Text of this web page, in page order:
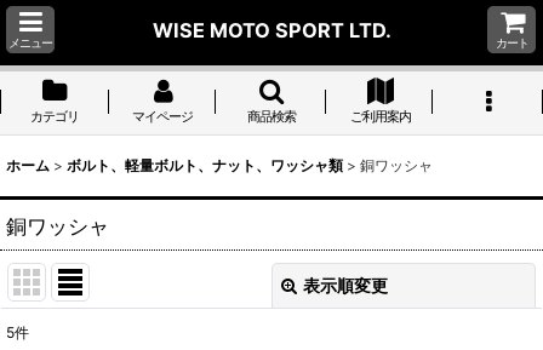
メニュー
WISE MOTO SPORT LTD.
カート
カテゴリ マイページ 商品検索 ご利用案内
ホーム > ボルト、軽量ボルト、ナット、ワッシャ類 > 銅ワッシャ
銅ワッシャ
表示順変更
5件